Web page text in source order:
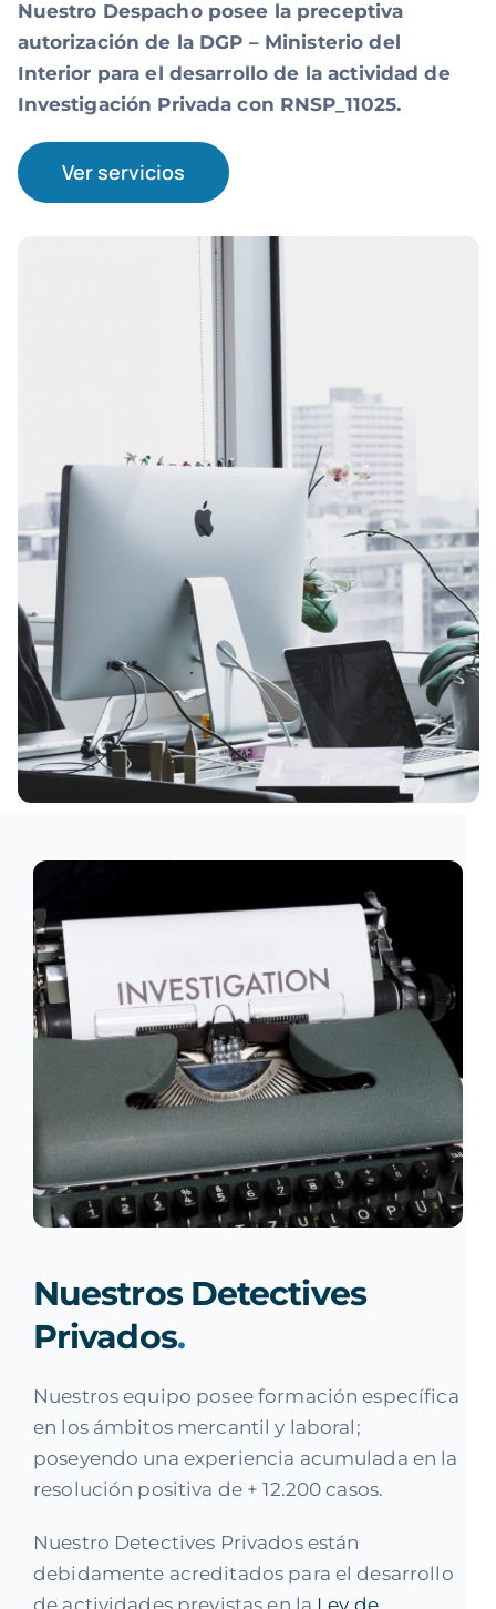
Nuestro Despacho posee la preceptiva
autorización de la DGP – Ministerio del
Interior para el desarrollo de la actividad de
Investigación Privada con RNSP_11025.
Ver servicios
Nuestros Detectives
Privados.
Nuestros equipo posee formación específica
en los ámbitos mercantil y laboral;
poseyendo una experiencia acumulada en la
resolución positiva de + 12.200 casos.
Nuestro Detectives Privados están
debidamente acreditados para el desarrollo
de actividades previstas en la Ley de